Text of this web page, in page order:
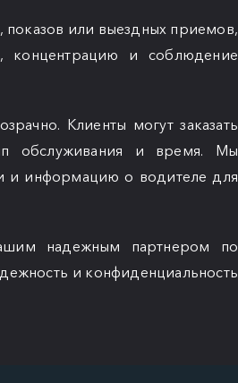
или выездных приемов,
концентрацию и соблюдение
Клиенты могут заказать
обслуживания и время. Мы
и информацию о водителе для
надежным партнером по
и конфиденциальность